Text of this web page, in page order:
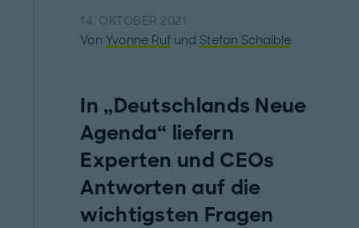
14. OKTOBER 2021
Von Yvonne Ruf und Stefan Schaible
In „Deutschlands Neue
Agenda“ liefern
Experten und CEOs
Antworten auf die
wichtigsten Fragen